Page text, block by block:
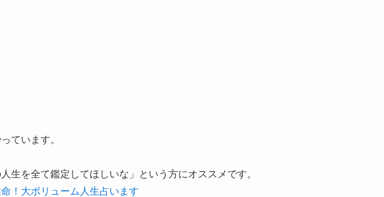
ています。
生を全て鑑定してほしいな」という方にオススメです。
！大ボリューム人生占います